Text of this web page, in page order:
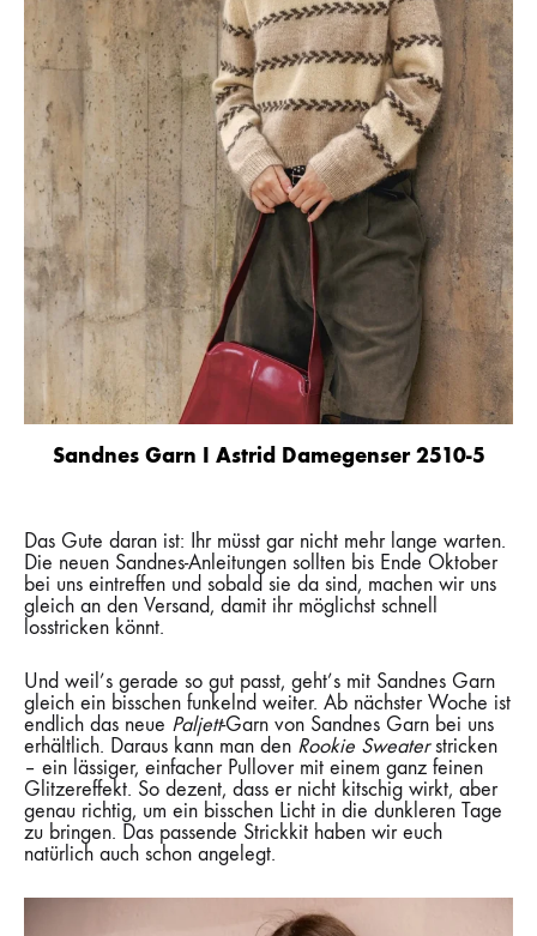
Sandnes Garn I Astrid Damegenser 2510-5
Das Gute daran ist: Ihr müsst gar nicht mehr lange warten.
Die neuen Sandnes-Anleitungen sollten bis Ende Oktober
bei uns eintreffen und sobald sie da sind, machen wir uns
gleich an den Versand, damit ihr möglichst schnell
losstricken könnt.
Und weil’s gerade so gut passt, geht’s mit Sandnes Garn
gleich ein bisschen funkelnd weiter. Ab nächster Woche ist
endlich das neue Paljett-Garn von Sandnes Garn bei uns
erhältlich. Daraus kann man den Rookie Sweaterstricken
– ein lässiger, einfacher Pullover mit einem ganz feinen
Glitzereffekt. So dezent, dass er nicht kitschig wirkt, aber
genau richtig, um ein bisschen Licht in die dunkleren Tage
zu bringen. Das passende Strickkit haben wir euch
natürlich auch schon angelegt.